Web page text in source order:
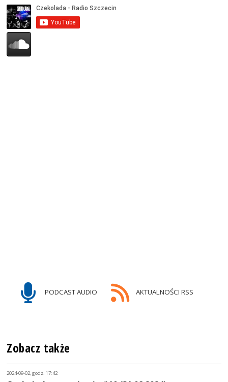
PODCAST AUDIO AKTUALNOŚCI RSS
Zobacz także
2024-09-02, godz. 17:42